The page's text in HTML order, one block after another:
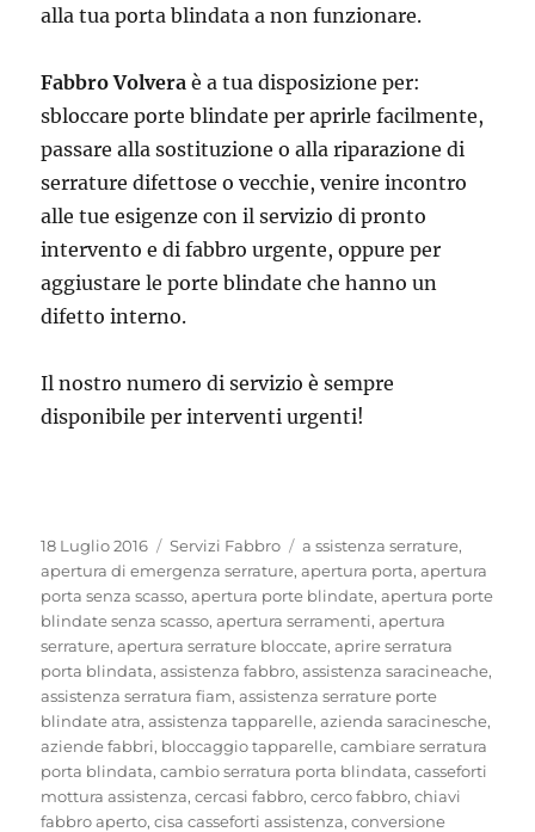
alla tua porta blindata a non funzionare.
Fabbro Volvera è a tua disposizione per:
sbloccare porte blindate per aprirle facilmente,
passare alla sostituzione o alla riparazione di
serrature difettose o vecchie, venire incontro
alle tue esigenze con il servizio di pronto
intervento e di fabbro urgente, oppure per
aggiustare le porte blindate che hanno un
difetto interno.
Il nostro numero di servizio è sempre
disponibile per interventi urgenti!
Pubblicato
il
18 Luglio 2016 Categorie
Servizi Fabbro Tag
a ssistenza serrature,
apertura di emergenza serrature,apertura porta,apertura
porta senza scasso,apertura porte blindate,apertura porte
blindate senza scasso,apertura serramenti,apertura
serrature,apertura serrature bloccate,aprire serratura
porta blindata,assistenza fabbro,assistenza saracineache,
assistenza serratura fiam,assistenza serrature porte
blindate atra,assistenza tapparelle,azienda saracinesche,
aziende fabbri, bloccaggio tapparelle,cambiare serratura
porta blindata,cambio serratura porta blindata,casseforti
mottura assistenza,cercasi fabbro,cerco fabbro,chiavi
fabbro aperto,cisa casseforti assistenza,conversione